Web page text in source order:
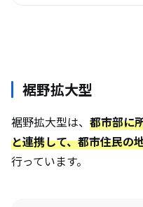
裾野拡大型
裾野拡大型は、 都市部に
と連携して、都市住民の
行っています。